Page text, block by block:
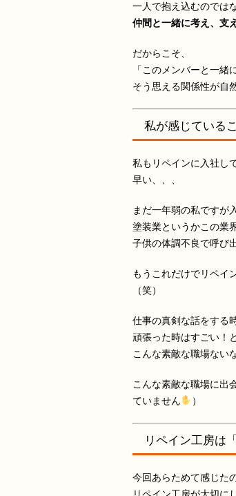
一人で抱え込むのでは
仲間と一緒に考え、支
だからこそ、
「このメンバーと一緒
そう思える関係性が自
私が感じている
私もリペインに入社し
早い、、、
まだ一年弱の私ですが
塗装業というかこの業
子供の体調不良で呼び
もうこれだけでリペイ
（笑）
仕事の真剣な話をする
頑張った時はすごい！
こんな素敵な職場ない
こんな素敵な職場に出
ていません
）
リペイン工房は
今回あらためて感じた